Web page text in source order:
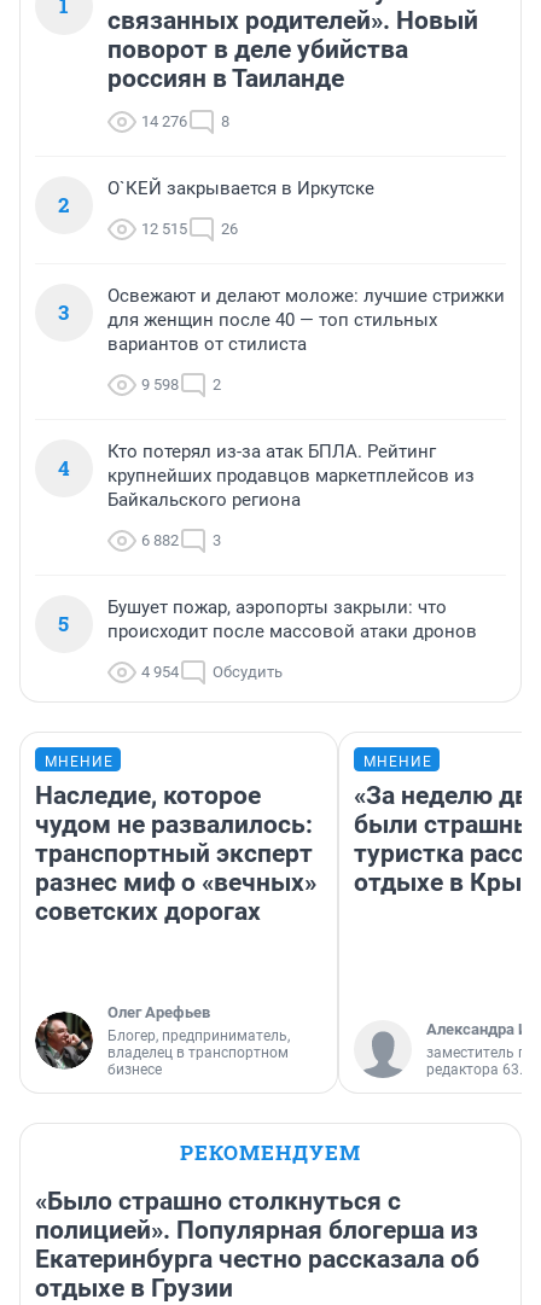
связанных родителей». Новый
поворот в деле убийства
россиян в Таиланде
14 276 8
2
О`КЕЙ закрывается в Иркутске
12 515 26
3
Освежают и делают моложе: лучшие стрижки
для женщин после 40 — топ стильных
вариантов от стилиста
9 598 2
4
Кто потерял из-за атак БПЛА. Рейтинг
крупнейших продавцов маркетплейсов из
Байкальского региона
6 882 3
5
Бушует пожар, аэропорты закрыли: что
происходит после массовой атаки дронов
4 954 Обсудить
МНЕНИЕ
Наследие, которое
чудом не развалилось:
транспортный эксперт
разнес миф о «вечных»
советских дорогах
Олег Арефьев
Блогер, предприниматель,
владелец в транспортном
бизнесе
МНЕНИЕ
«За неделю
были
туристка
отдыхе в
Александра
заместитель
редактора 63.RU
РЕКОМЕНДУЕМ
«Было страшно столкнуться с
полицией». Популярная блогерша из
Екатеринбурга честно рассказала об
отдыхе в Грузии